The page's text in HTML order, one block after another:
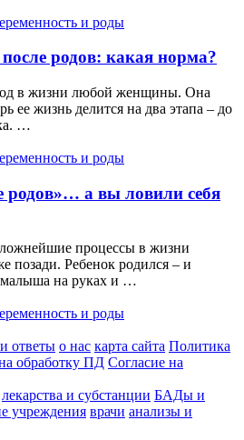
и роды
родов: какая норма?
в жизни любой женщины. Она
ее жизнь делится на два этапа – до
…
и роды
родов»… а вы ловили себя
процессы в жизни
Ребенок родился – и
малыша на руках и …
и роды
ответы о нас карта сайта Политика
обработку ПД Согласие на
лекарства и субстанции БАДы и
учреждения врачи анализы и